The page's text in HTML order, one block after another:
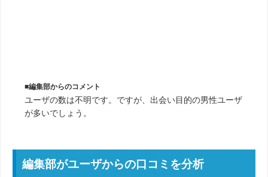
■編集部からのコメント
ユーザの数は不明です。ですが、出会い目的の男性ユーザ
が多いでしょう。
編集部がユーザからの口コミを分析